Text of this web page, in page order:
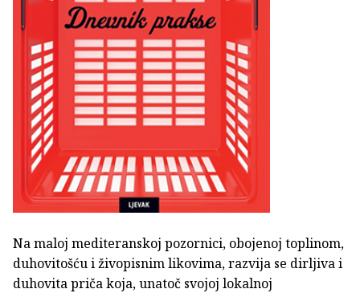
Na maloj mediteranskoj pozornici, obojenoj toplinom,
duhovitošću i živopisnim likovima, razvija se dirljiva i
duhovita priča koja, unatoč svojoj lokalnoj